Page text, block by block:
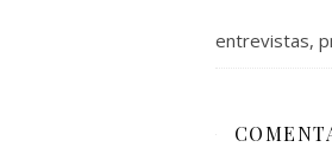
entrevistas,